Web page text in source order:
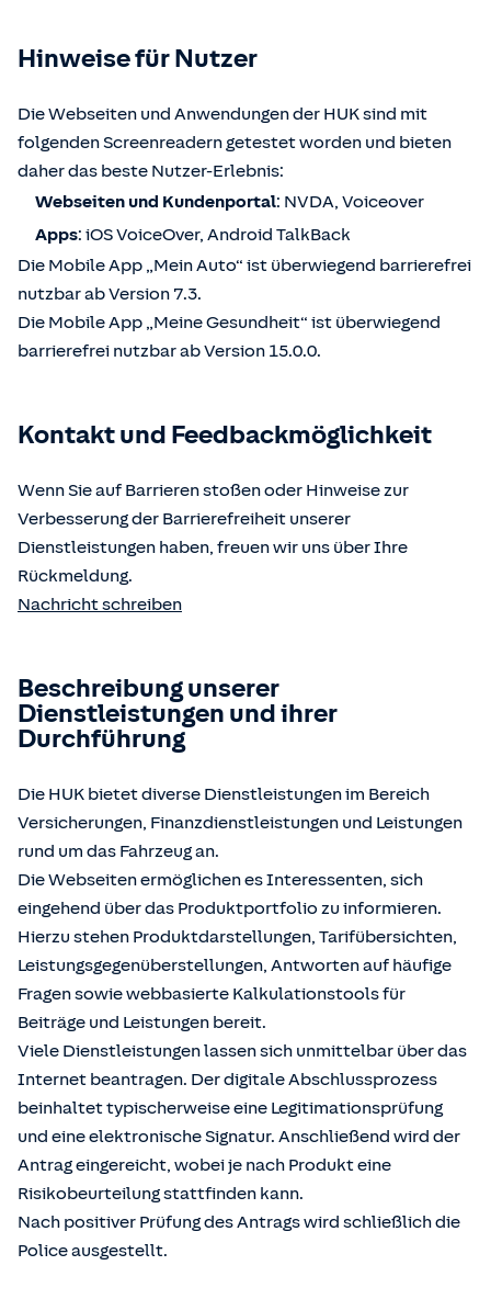
Hinweise für Nutzer
Die Webseiten und Anwendungen der HUK sind mit
folgenden Screenreadern getestet worden und bieten
daher das beste Nutzer-Erlebnis:
Webseiten und Kundenportal: NVDA, Voiceover
Apps: iOS VoiceOver, Android TalkBack
Die Mobile App „Mein Auto“ ist überwiegend barrierefrei
nutzbar ab Version 7.3.
Die Mobile App „Meine Gesundheit“ ist überwiegend
barrierefrei nutzbar ab Version 15.0.0.
Kontakt und Feedbackmöglichkeit
Wenn Sie auf Barrieren stoßen oder Hinweise zur
Verbesserung der Barrierefreiheit unserer
Dienstleistungen haben, freuen wir uns über Ihre
Rückmeldung.
Nachricht schreiben
Beschreibung unserer
Dienstleistungen und ihrer
Durchführung
Die HUK bietet diverse Dienstleistungen im Bereich
Versicherungen, Finanzdienstleistungen und Leistungen
rund um das Fahrzeug an.
Die Webseiten ermöglichen es Interessenten, sich
eingehend über das Produktportfolio zu informieren.
Hierzu stehen Produktdarstellungen, Tarifübersichten,
Leistungsgegenüberstellungen, Antworten auf häufige
Fragen sowie webbasierte Kalkulationstools für
Beiträge und Leistungen bereit.
Viele Dienstleistungen lassen sich unmittelbar über das
Internet beantragen. Der digitale Abschlussprozess
beinhaltet typischerweise eine Legitimationsprüfung
und eine elektronische Signatur. Anschließend wird der
Antrag eingereicht, wobei je nach Produkt eine
Risikobeurteilung stattfinden kann.
Nach positiver Prüfung des Antrags wird schließlich die
Police ausgestellt.